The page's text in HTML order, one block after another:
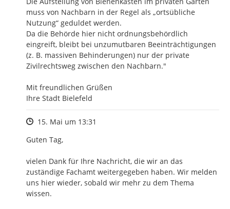
muss von Nachbarn in der Regel als „ortsübliche
Nutzung“ geduldet werden.
Da die Behörde hier nicht ordnungsbehördlich
eingreift, bleibt bei unzumutbaren Beeinträchtigungen
(z. B. massiven Behinderungen) nur der private
Zivilrechtsweg zwischen den Nachbarn."
Mit freundlichen Grüßen
Ihre Stadt Bielefeld
Zeitpunkt des Erstellens
15. Mai um 13:31
Guten Tag,
vielen Dank für Ihre Nachricht, die wir an das
zuständige Fachamt weitergegeben haben. Wir melden
uns hier wieder, sobald wir mehr zu dem Thema
wissen.